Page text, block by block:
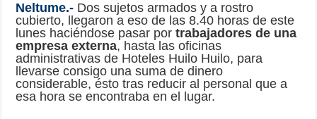
Neltume.- Dos sujetos armados y a rostro
cubierto, llegaron a eso de las 8.40 horas de este
lunes haciéndose pasar portrabajadores de una
empresa externa, hasta las oficinas
administrativas de Hoteles Huilo Huilo, para
llevarse consigo una suma de dinero
considerable, ésto tras reducir al personal que a
esa hora se encontraba en el lugar.